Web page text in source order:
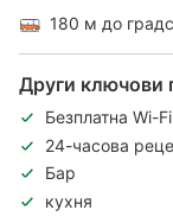
180 м до
Други ключови
Безплатна Wi-
24-часова
Бар
кухня